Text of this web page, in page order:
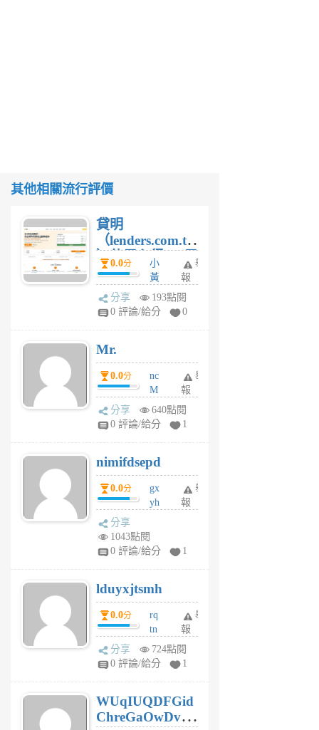
其他相關流行評價
貸明
（lenders.com.tw
）使用心得 — 民
間貸款比較平台
體驗
0.0分
小
黃
蜂
1
舉
報
分享
193點閱
0 評論/給分
0
Mr.
0.0分
nc
M
U
F
U
5
個
月
舉
報
分享
640點閱
0 評論/給分
1
nimifdsepd
0.0分
gx
yh
jl
月
前
舉
報
分享
1043點閱
0 評論/給分
1
lduyxjtsmh
0.0分
rq
tn
jt
gl
個
月
舉
報
分享
724點閱
0 評論/給分
1
WUqIUQDFGid
ChreGaOwDv